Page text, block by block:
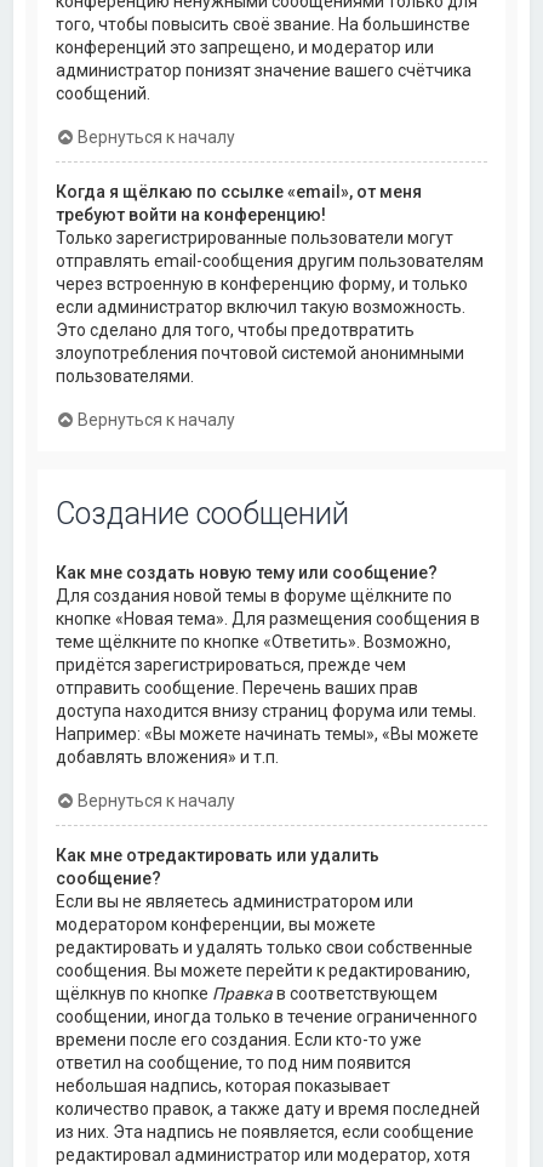
того, чтобы повысить своё звание. На большинстве
конференций это запрещено, и модератор или
администратор понизят значение вашего счётчика
сообщений.
Вернуться к началу
Когда я щёлкаю по ссылке «email», от меня
требуют войти на конференцию!
Только зарегистрированные пользователи могут
отправлять email-сообщения другим пользователям
через встроенную в конференцию форму, и только
если администратор включил такую возможность.
Это сделано для того, чтобы предотвратить
злоупотребления почтовой системой анонимными
пользователями.
Вернуться к началу
Создание сообщений
Как мне создать новую тему или сообщение?
Для создания новой темы в форуме щёлкните по
кнопке «Новая тема». Для размещения сообщения в
теме щёлкните по кнопке «Ответить». Возможно,
придётся зарегистрироваться, прежде чем
отправить сообщение. Перечень ваших прав
доступа находится внизу страниц форума или темы.
Например: «Вы можете начинать темы», «Вы можете
добавлять вложения» и т.п.
Вернуться к началу
Как мне отредактировать или удалить
сообщение?
Если вы не являетесь администратором или
модератором конференции, вы можете
редактировать и удалять только свои собственные
сообщения. Вы можете перейти к редактированию,
щёлкнув по кнопке Правкав соответствующем
сообщении, иногда только в течение ограниченного
времени после его создания. Если кто-то уже
ответил на сообщение, то под ним появится
небольшая надпись, которая показывает
количество правок, а также дату и время последней
из них. Эта надпись не появляется, если сообщение
редактировал администратор или модератор, хотя